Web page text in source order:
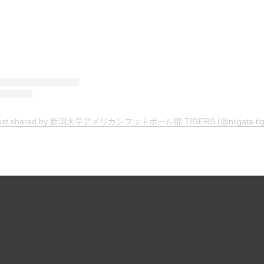
shared by 新潟大学アメリカンフットボール部 TIGERS